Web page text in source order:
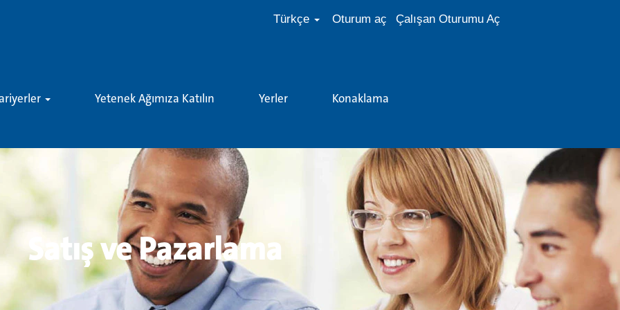
Türkçe Oturum aç Çalışan Oturumu Aç
Yetenek Ağımıza Katılın Yerler Konaklama
Satış ve Pazarlama